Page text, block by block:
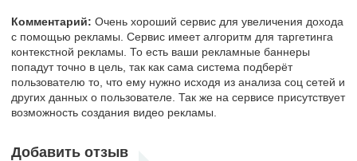
Комментарий: Очень хороший сервис для увеличения дохода
с помощью рекламы. Сервис имеет алгоритм для таргетинга
контекстной рекламы. То есть ваши рекламные баннеры
попадут точно в цель, так как сама система подберёт
пользователю то, что ему нужно исходя из анализа соц сетей и
других данных о пользователе. Так же на сервисе присутствует
возможность создания видео рекламы.
Добавить отзыв